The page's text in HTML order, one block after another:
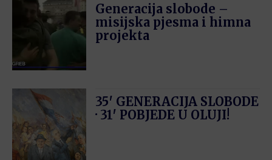
Generacija slobode –
misijska pjesma i himna
projekta
35′ GENERACIJA SLOBODE
· 31′ POBJEDE U OLUJI!